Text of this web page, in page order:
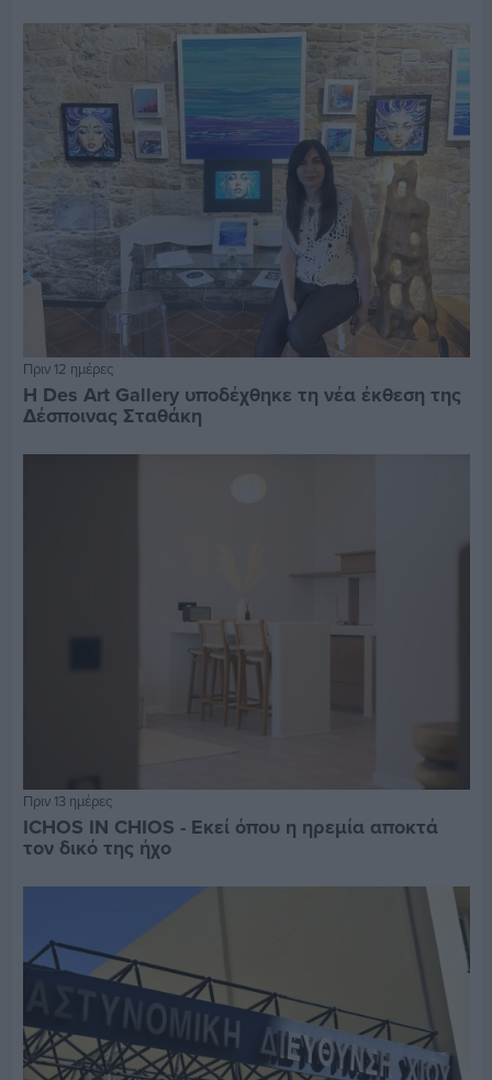
Πριν 12 ημέρες
Η Des Art Gallery υποδέχθηκε τη νέα έκθεση της
Δέσποινας Σταθάκη
Πριν 13 ημέρες
ICHOS IN CHIOS - Εκεί όπου η ηρεμία αποκτά
τον δικό της ήχο